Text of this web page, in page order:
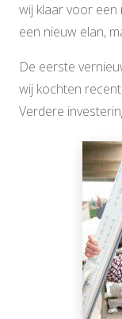
wij klaar voor
een nieuw elan,
De eerste
wij kochten
Verdere